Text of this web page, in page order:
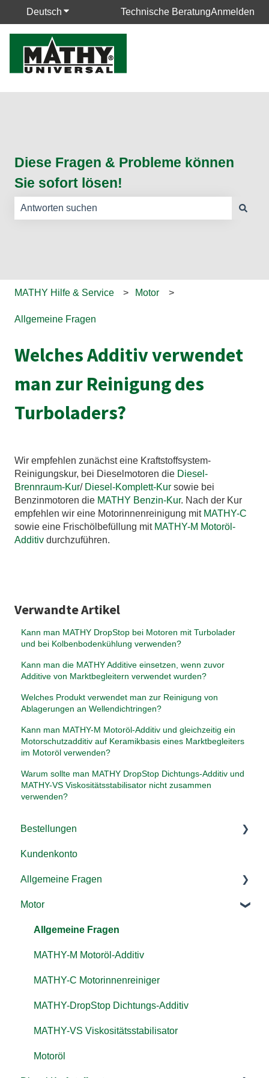
Deutsch Untermenü für Übersetzungen anzeigen
Technische BeratungAnmelden
Diese Fragen & Probleme können
Sie sofort lösen!
MATHY Hilfe & Service Motor
Allgemeine Fragen
Welches Additiv verwendet
man zur Reinigung des
Turboladers?
Wir empfehlen zunächst eine Kraftstoffsystem-
Reinigungskur, bei Dieselmotoren die Diesel-
Brennraum-Kur/ Diesel-Komplett-Kur sowie bei
Benzinmotoren die MATHY Benzin-Kur. Nach der Kur
empfehlen wir eine Motorinnenreinigung mit MATHY-C
sowie eine Frischölbefüllung mit MATHY-M Motoröl-
Additiv durchzuführen.
Verwandte Artikel
Kann man MATHY DropStop bei Motoren mit Turbolader
und bei Kolbenbodenkühlung verwenden?
Kann man die MATHY Additive einsetzen, wenn zuvor
Additive von Marktbegleitern verwendet wurden?
Welches Produkt verwendet man zur Reinigung von
Ablagerungen an Wellendichtringen?
Kann man MATHY-M Motoröl-Additiv und gleichzeitig ein
Motorschutzadditiv auf Keramikbasis eines Marktbegleiters
im Motoröl verwenden?
Warum sollte man MATHY DropStop Dichtungs-Additiv und
MATHY-VS Viskositätsstabilisator nicht zusammen
verwenden?
Bestellungen
Versand & Lieferung
Rücksendung & Rückerstattung
Zahlung/ Rechnung
Bestellen
Gutschein einlösen
Kundenkonto
Allgemeine Fragen
Additive
Kraftstoffsystem
Landmaschinen, LKW & co.
Motor
Allgemeine Fragen
MATHY-M Motoröl-Additiv
MATHY-C Motorinnenreiniger
MATHY-DropStop Dichtungs-Additiv
MATHY-VS Viskositätsstabilisator
Motoröl